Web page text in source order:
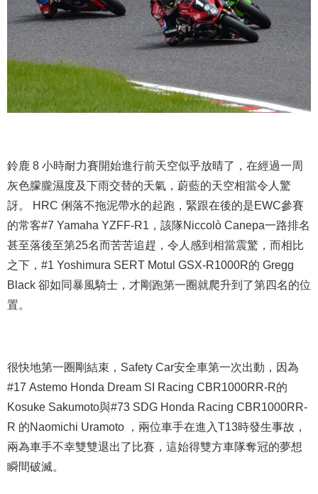
鈴鹿 8 小時耐力賽開始進行前天空似乎放晴了，在經過一周
灰色朦朧濕度及下雨交替的天氣，蔚藍的天空相當令人驚
訝。 HRC 俐落不拖泥帶水的起跑，緊跟在後的是EWC參賽
的常客#7 Yamaha YZFF-R1，該隊Niccolò Canepa一路排名
甚至落後至第25名而苦苦追趕，令人感到相當震驚，而相​​比
之下，#1 Yoshimura SERT Motul GSX-R1000R的 Gregg
Black 卻如同暴風騎士，才剛跑第一圈就爬升到了第四名的位
置。
很快地第一圈剛結束，Safety Car安全車第一次出動，因為
#17 Astemo Honda Dream SI Racing CBR1000RR-R的
Kosuke Sakumoto與#73 SDG Honda Racing CBR1000RR-
R 的Naomichi Uramoto ，兩位車手在進入T13時發生事故，
兩為車手不幸雙雙退出了比賽，這始得雙方車隊奪冠的夢想
瞬間破滅。